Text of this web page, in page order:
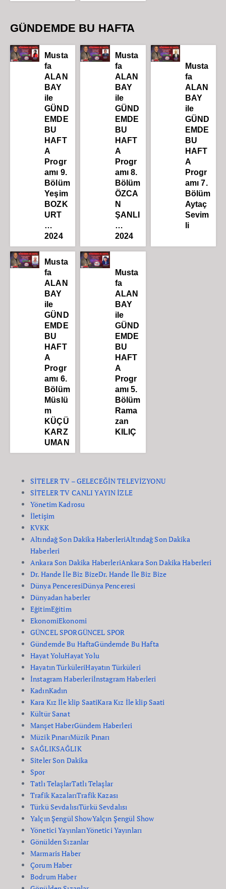
GÜNDEMDE BU HAFTA
Musta
fa
ALAN
BAY
ile
GÜND
EMDE
BU
HAFT
A
Progr
amı 9.
Bölüm
Yeşim
BOZK
URT
…
2024
Musta
fa
ALAN
BAY
ile
GÜND
EMDE
BU
HAFT
A
Progr
amı 8.
Bölüm
ÖZCA
N
ŞANLI
…
2024
Musta
fa
ALAN
BAY
ile
GÜND
EMDE
BU
HAFT
A
Progr
amı 7.
Bölüm
Aytaç
Sevim
li
Musta
fa
ALAN
BAY
ile
GÜND
EMDE
BU
HAFT
A
Progr
amı 6.
Bölüm
Müslü
m
KÜÇÜ
KARZ
UMAN
Musta
fa
ALAN
BAY
ile
GÜND
EMDE
BU
HAFT
A
Progr
amı 5.
Bölüm
Rama
zan
KILIÇ
SİTELER TV – GELECEĞİN TELEVİZYONU
SİTELER TV CANLI YAYIN İZLE
Yönetim Kadrosu
İletişim
KVKK
Altındağ Son Dakika HaberleriAltındağ Son Dakika
Haberleri
Ankara Son Dakika HaberleriAnkara Son Dakika Haberleri
Dr. Hande İle Biz BizeDr. Hande İle Biz Bize
Dünya PenceresiDünya Penceresi
Dünyadan haberler
EğitimEğitim
EkonomiEkonomi
GÜNCEL SPORGÜNCEL SPOR
Gündemde Bu HaftaGündemde Bu Hafta
Hayat YoluHayat Yolu
Hayatın TürküleriHayatın Türküleri
İnstagram Haberleriİnstagram Haberleri
KadınKadın
Kara Kız İle klip SaatiKara Kız İle klip Saati
Kültür Sanat
Manşet HaberGündem Haberleri
Müzik PınarıMüzik Pınarı
SAĞLIKSAĞLIK
Siteler Son Dakika
Spor
Tatlı TelaşlarTatlı Telaşlar
Trafik KazalarıTrafik Kazası
Türkü SevdalısıTürkü Sevdalısı
Yalçın Şengül ShowYalçın Şengül Show
Yönetici YayınlarıYönetici Yayınları
Gönülden Sızanlar
Marmaris Haber
Çorum Haber
Bodrum Haber